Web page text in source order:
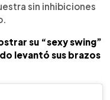
sin inhibiciones
su “sexy swing”
levantó sus brazos